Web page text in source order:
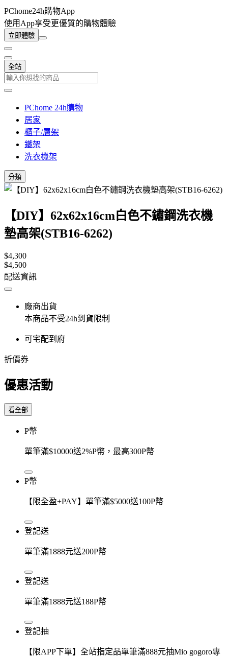
PChome24h購物App
使用App享受更優質的購物體驗
立即體驗
全站
PChome 24h購物
居家
櫃子/層架
鐵架
洗衣機架
分類
【DIY】62x62x16cm白色不鏽鋼洗衣機
墊高架(STB16-6262)
$4,300
$4,500
配送資訊
廠商出貨
本商品不受24h到貨限制
可宅配到府
折價券
優惠活動
看全部
P幣
單筆滿$10000送2%P幣，最高300P幣
P幣
【限全盈+PAY】單筆滿$5000送100P幣
登記送
單筆滿1888元送200P幣
登記送
單筆滿1888元送188P幣
登記抽
【限APP下單】全站指定品單筆滿888元抽Mio gogoro專